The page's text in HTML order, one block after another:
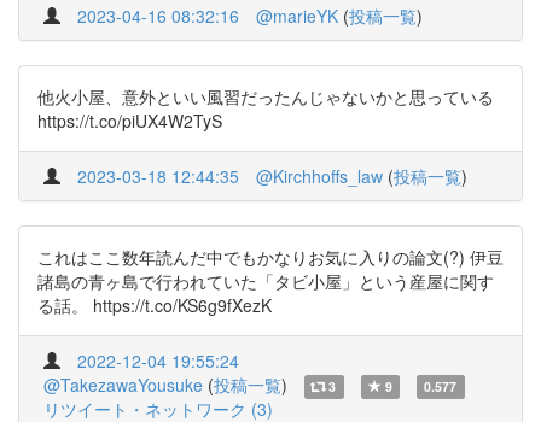
2023-04-16 08:32:16 @marieYK (投稿一覧)
他火小屋、意外といい風習だったんじゃないかと思っている
https://t.co/piUX4W2TyS
2023-03-18 12:44:35 @Kirchhoffs_law (投稿一覧)
これはここ数年読んだ中でもかなりお気に入りの論文(?) 伊豆
諸島の青ヶ島で行われていた「タビ小屋」という産屋に関す
る話。 https://t.co/KS6g9fXezK
2022-12-04 19:55:24
@TakezawaYousuke (投稿一覧) 3 9 0.577
リツイート・ネットワーク (3)